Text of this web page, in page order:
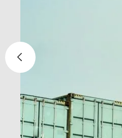
Аккумуляторы
Стропы